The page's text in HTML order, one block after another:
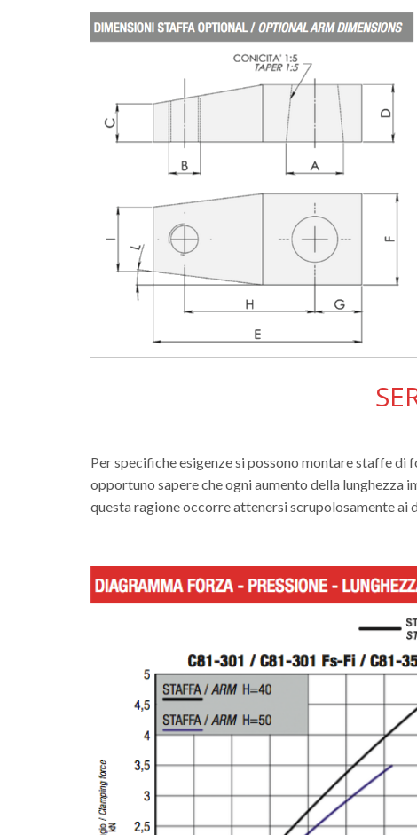
Per specifiche esigenze si possono montare staffe di
opportuno sapere che ogni aumento della lunghezza
questa ragione occorre attenersi scrupolosamente